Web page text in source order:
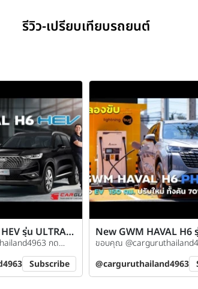
รีวิว-เปรียบเทียบรถยนต์
รุ่น ULTRA
มูลค่ากว่ากด
Subscribe
New GWM HAVAL H6
ดีไซน์เพื่อคนไทย!!
ขอบคุณ
@carguruthailand4963